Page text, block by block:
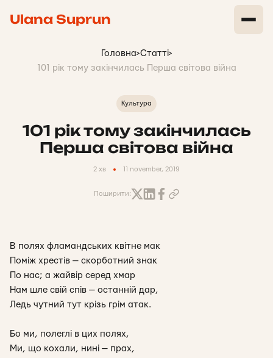
Ulana Suprun
Головна>Статті>
101 рік тому закінчилась Перша світова війна
Культура
101 рік тому закінчилась
Перша світова війна
2 хв 11 november, 2019
Поширити:
В полях фламандських квітне мак
Поміж хрестів — скорботний знак
По нас; а жайвір серед хмар
Нам шле свій спів — останній дар,
Ледь чутний тут крізь грім атак.
Бо ми, полеглі в цих полях,
Ми, що кохали, нині — прах,